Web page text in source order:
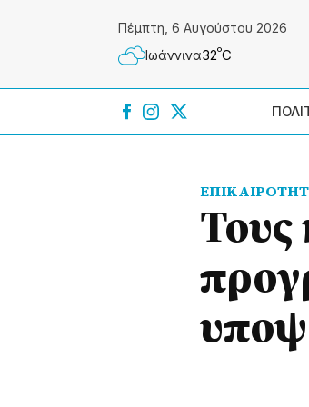
Πέμπτη, 6 Αυγούστου 2026
Ιωάννɩνα32ºC
Τους